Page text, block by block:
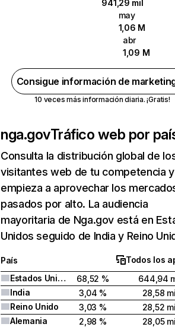
941,29 mil
may
1,06 M
abr
1,09 M
Consigue información de
10 veces más información diaria. ¡Gratis!
nga.govTráfico web por
Consulta la distribución global de
visitantes web de tu competencia y
empieza a aprovechar los
pasados por alto. La audiencia
mayoritaria de Nga.gov está en
Unidos seguido de India y Reino
País
Todos los
Estados Unidos
68,52 %
644,94
India
3,04 %
28,58
Reino Unido
3,03 %
28,52
Alemania
2,98 %
28,05